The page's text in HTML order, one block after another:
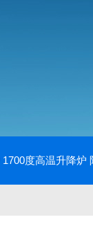
1700度高温升降炉